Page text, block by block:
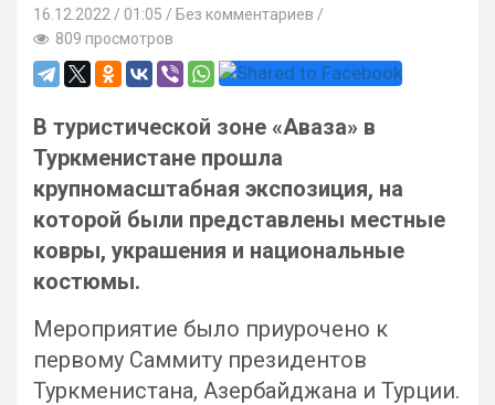
16.12.2022 01:05 / Без комментариев
809 просмотров
В туристической зоне «Аваза» в
Туркменистане прошла
крупномасштабная экспозиция, на
которой были представлены местные
ковры, украшения и национальные
костюмы.
Мероприятие было приурочено к
первому Саммиту президентов
Туркменистана, Азербайджана и Турции.